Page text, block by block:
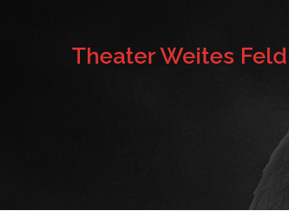
Theater Weites Feld